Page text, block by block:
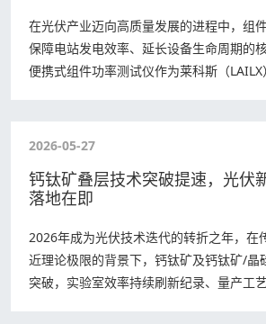
在光伏产业迈向高质量发展的进程中，组
保障电站发电效率、延长设备生命周期的
便携式组件功率测试仪作为莱科斯（
2026-05-27
钙钛矿叠层技术突破提速，光伏
落地在即
2026年成为光伏技术迭代的转折之年，在
近理论极限的背景下，钙钛矿及钙钛矿/晶
突破，实验室效率持续刷新纪录、量产工